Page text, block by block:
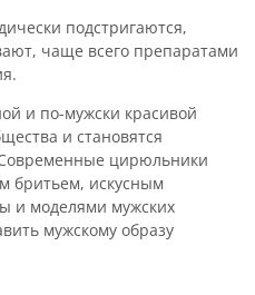
подстригаются,
чаще всего препаратами
и по-мужски красивой
и становятся
цирюльники
бритьем, искусным
и моделями мужских
мужскому образу